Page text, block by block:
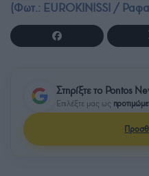
(Φωτ.: EUROKINISSI /
Στηρίξτε το Pontos
Επιλέξτε μας ως